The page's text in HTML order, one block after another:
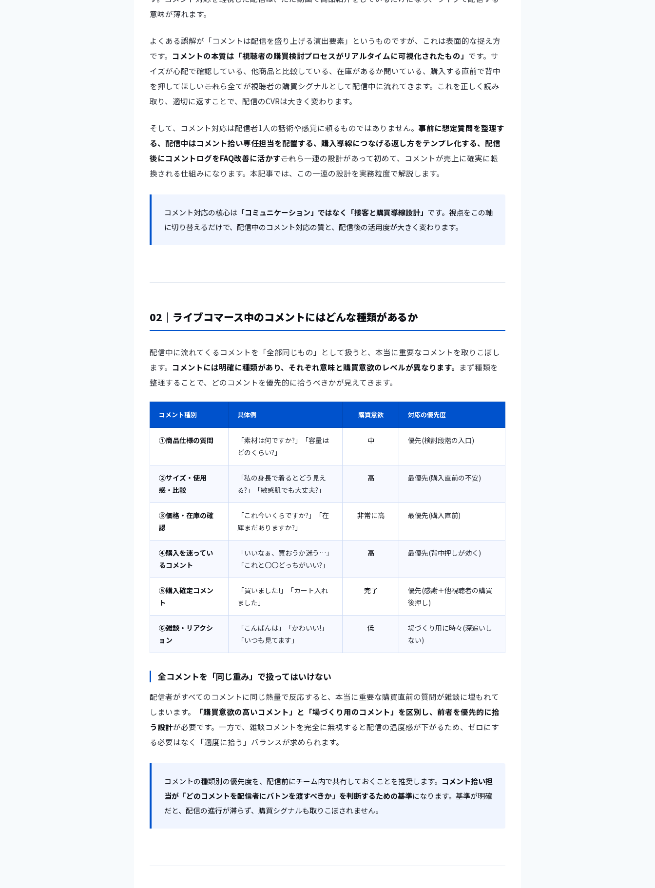
意味が薄れます。
よくある誤解が「コメントは配信を盛り上げる演出要素」というものですが、これは表面的な捉え方
です。 コメントの本質は「視聴者の購買検討プロセスがリアルタイムに可視化されたもの」 です。サ
イズが心配で確認している、他商品と比較している、在庫があるか聞いている、購入する直前で背中
を押してほしい――これら全てが視聴者の購買シグナルとして配信中に流れてきます。これを正しく読み
取り、適切に返すことで、配信のCVRは大きく変わります。
そして、コメント対応は配信者1人の話術や感覚に頼るものではありません。 事前に想定質問を整理す
る、配信中はコメント拾い専任担当を配置する、購入導線につなげる返し方をテンプレ化する、配信
後にコメントログをFAQ改善に活かす――これら一連の設計があって初めて、コメントが売上に確実に転
換される仕組みになります。本記事では、この一連の設計を実務粒度で解説します。
コメント対応の核心は 「コミュニケーション」ではなく「接客と購買導線設計」 です。視点をこの軸
に切り替えるだけで、配信中のコメント対応の質と、配信後の活用度が大きく変わります。
02｜ライブコマース中のコメントにはどんな種類があるか
配信中に流れてくるコメントを「全部同じもの」として扱うと、本当に重要なコメントを取りこぼし
ます。 コメントには明確に種類があり、それぞれ意味と購買意欲のレベルが異なります。 まず種類を
整理することで、どのコメントを優先的に拾うべきかが見えてきます。
コメント種別 具体例 購買意欲 対応の優先度
①商品仕様の質問
「素材は何ですか?」「容量は
どのくらい?」
中 優先(検討段階の入口)
②サイズ・使用
感・比較
「私の身長で着るとどう見え
る?」「敏感肌でも大丈夫?」
高 最優先(購入直前の不安)
③価格・在庫の確
認
「これ今いくらですか?」「在
庫まだありますか?」
非常に高 最優先(購入直前)
④購入を迷ってい
るコメント
「いいなぁ、買おうか迷う…」
「これと〇〇どっちがいい?」
高 最優先(背中押しが効く)
⑤購入確定コメン
ト
「買いました!」「カート入れ
ました」
完了
優先(感謝＋他視聴者の購買
後押し)
⑥雑談・リアクシ
ョン
「こんばんは」「かわいい!」
「いつも見てます」
低
場づくり用に時々(深追いし
ない)
全コメントを「同じ重み」で扱ってはいけない
配信者がすべてのコメントに同じ熱量で反応すると、本当に重要な購買直前の質問が雑談に埋もれて
しまいます。
「購買意欲の高いコメント」と「場づくり用のコメント」を区別し、前者を優先的に拾
う設計が必要です。一方で、雑談コメントを完全に無視すると配信の温度感が下がるため、ゼロにす
る必要はなく「適度に拾う」バランスが求められます。
コメントの種類別の優先度を、配信前にチーム内で共有しておくことを推奨します。 コメント拾い担
当が「どのコメントを配信者にバトンを渡すべきか」を判断するための基準になります。基準が明確
だと、配信の進行が滞らず、購買シグナルも取りこぼされません。